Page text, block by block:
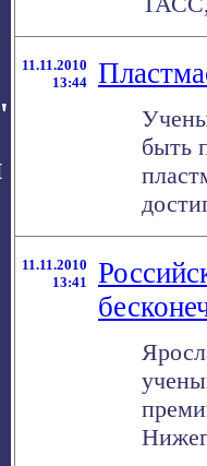
11.11.2010
13:44
быть
11.11.2010
13:41